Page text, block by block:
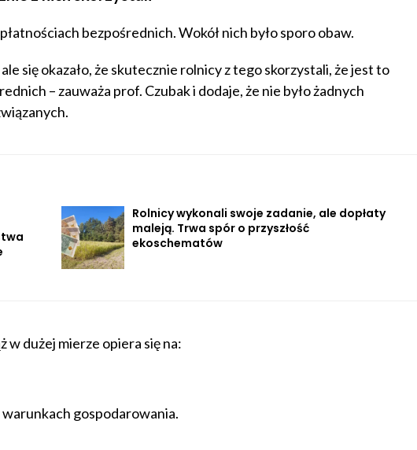
bezpośrednich. Wokół nich było sporo obaw.
się okazało, że skutecznie rolnicy z tego skorzystali, że jest to
– zauważa prof. Czubak i dodaje, że nie było żadnych
Rolnicy wykonali swoje zadanie, ale dopłaty
maleją. Trwa spór o przyszłość
ekoschematów
w dużej mierze opiera się na:
gospodarowania.